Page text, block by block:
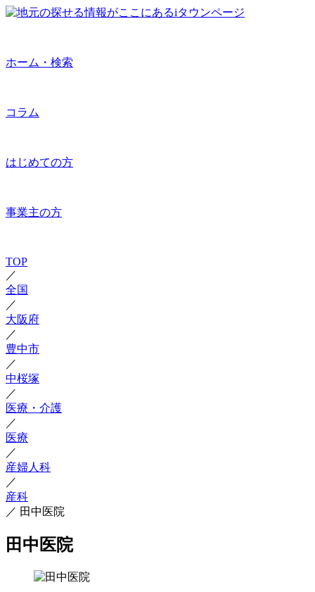
ホーム・検索
コラム
はじめての方
事業主の方
TOP
／
全国
／
大阪府
／
豊中市
／
中桜塚
／
医療・介護
／
医療
／
産婦人科
／
産科
／ 田中医院
田中医院